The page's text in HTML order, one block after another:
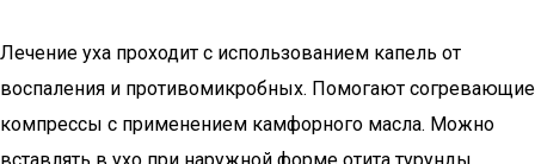
Лечение уха проходит с использованием капель от
воспаления и противомикробных. Помогают согревающие
компрессы с применением камфорного масла. Можно